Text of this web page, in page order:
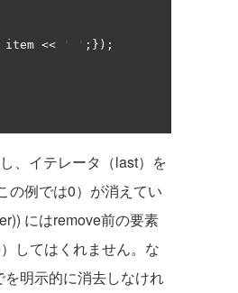
item << ' ' ;});
、イテレータ（last）を
の例では0）が消えてい
にはremove前の要素
してはくれません。な
明示的に消去しなけれ